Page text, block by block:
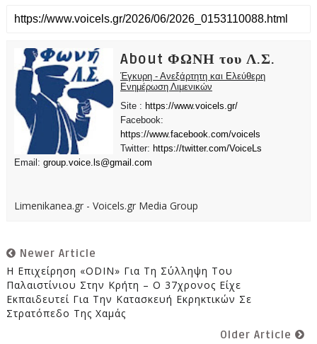
About ΦΩΝΗ του Λ.Σ.
Έγκυρη - Ανεξάρτητη και Ελεύθερη
Ενημέρωση Λιμενικών
Site : https://www.voicels.gr/
Facebook:
https://www.facebook.com/voicels
Twitter: https://twitter.com/VoiceLs
Email: group.voice.ls@gmail.com
Limenikanea.gr - Voicels.gr Media Group
Newer Article
Η Επιχείρηση «ODIN» Για Τη Σύλληψη Του
Παλαιστίνιου Στην Κρήτη – Ο 37χρονος Είχε
Εκπαιδευτεί Για Την Κατασκευή Εκρηκτικών Σε
Στρατόπεδο Της Χαμάς
Older Article